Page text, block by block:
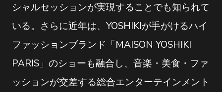
シャルセッションが実現することでも知られて
いる。さらに近年は、YOSHIKIが手がけるハイ
ファッションブランド「MAISON YOSHIKI
PARIS」のショーも融合し、音楽・美食・ファ
ッションが交差する総合エンターテインメント